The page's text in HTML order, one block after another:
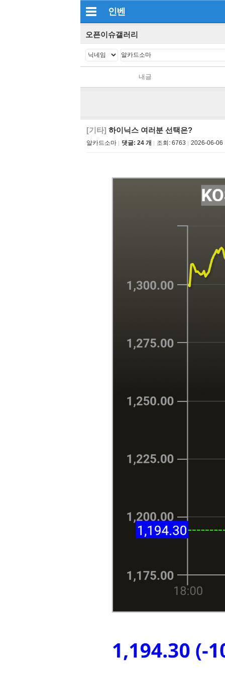
인벤
오픈이슈갤러리
내글
[기타] 하이닉스 여러분 선택은?
알카드소마 댓글: 24 개 조회: 6763 2026-06-06